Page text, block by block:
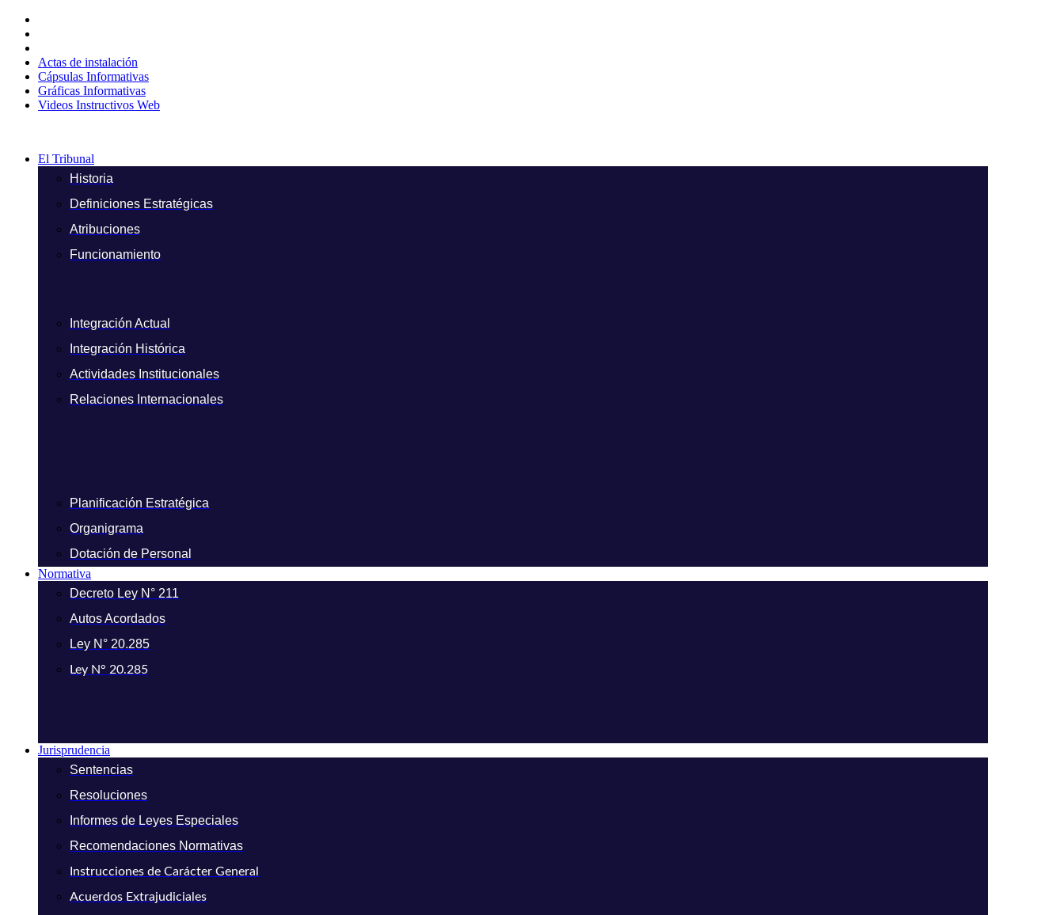
contenido
Actas de instalación
Cápsulas Informativas
Gráficas Informativas
Videos Instructivos Web
El Tribunal
Historia
Definiciones Estratégicas
Atribuciones
Funcionamiento
Integración Actual
Integración Histórica
Actividades Institucionales
Relaciones Internacionales
Planificación Estratégica
Organigrama
Dotación de Personal
Normativa
Decreto Ley N° 211
Autos Acordados
Ley N° 20.285
Ley N° 20.285
Jurisprudencia
Sentencias
Resoluciones
Informes de Leyes Especiales
Recomendaciones Normativas
Instrucciones de Carácter General
Acuerdos Extrajudiciales